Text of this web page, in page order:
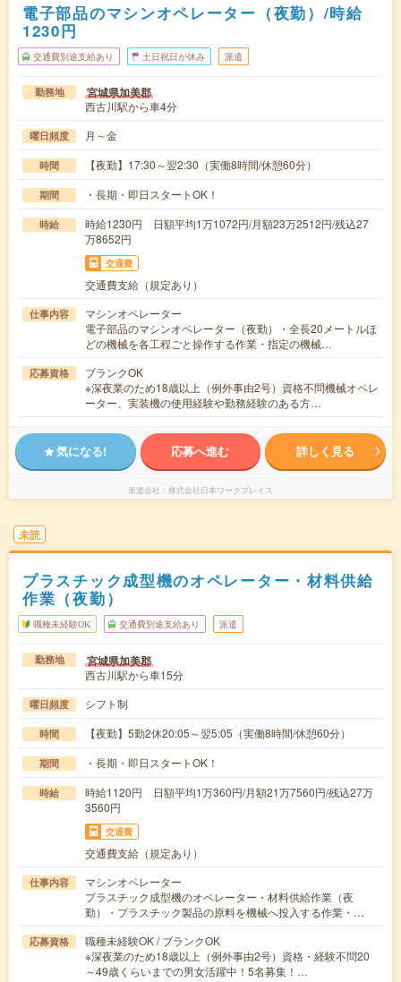
電子部品のマシンオペレーター（夜勤）/時給
1230円
交通費別途支給あり 土日祝日が休み 派遣
勤務地 宮城県加美郡
西古川駅から車4分
曜日頻度 月～金
時間 【夜勤】17:30～翌2:30（実働8時間/休憩60分）
期間 ・長期・即日スタートOK！
時給
時給1230円 日額平均1万1072円/月額23万2512円/残込27
万8652円
交通費
交通費支給（規定あり）
仕事内容
マシンオペレーター
電子部品のマシンオペレーター（夜勤）・全長20メートルほ
どの機械を各工程ごと操作する作業・指定の機械…
応募資格
ブランクOK
※深夜業のため18歳以上（例外事由2号）資格不問機械オペレ
ーター、実装機の使用経験や勤務経験のある方…
気になる! 応募へ進む 詳しく見る
派遣会社 株式会社日本ワークプレイス
未読
プラスチック成型機のオペレーター・材料供給
作業（夜勤）
職種未経験OK 交通費別途支給あり 派遣
勤務地 宮城県加美郡
西古川駅から車15分
曜日頻度 シフト制
時間 【夜勤】5勤2休20:05～翌5:05（実働8時間/休憩60分）
期間 ・長期・即日スタートOK！
時給
時給1120円 日額平均1万360円/月額21万7560円/残込27万
3560円
交通費
交通費支給（規定あり）
仕事内容
マシンオペレーター
プラスチック成型機のオペレーター・材料供給作業（夜
勤）・プラスチック製品の原料を機械へ投入する作業・…
応募資格
職種未経験OK / ブランクOK
※深夜業のため18歳以上（例外事由2号）資格・経験不問20
～49歳くらいまでの男女活躍中！5名募集！…